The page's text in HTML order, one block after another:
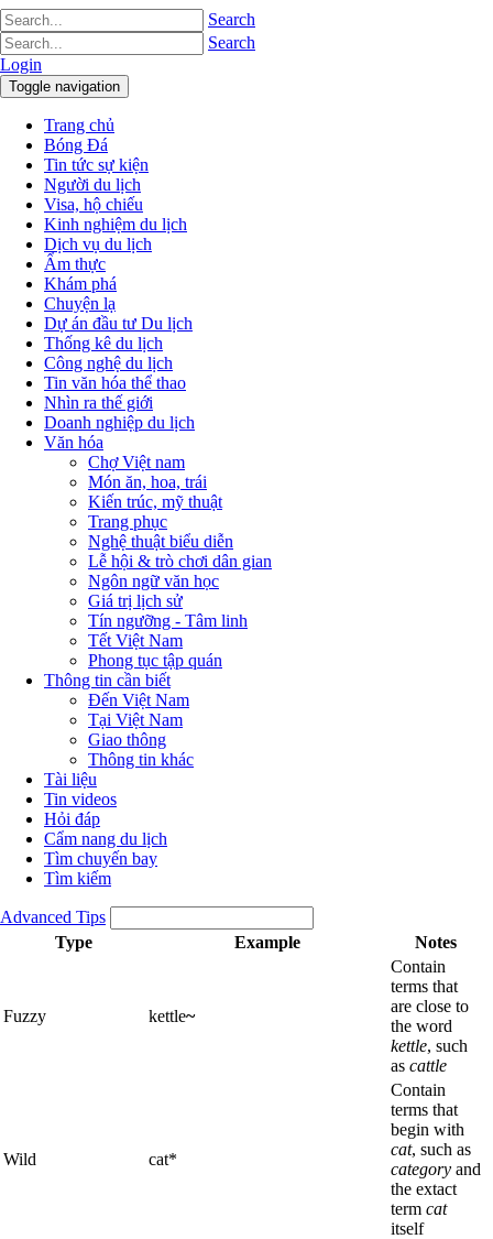
Search
Search
Login
Toggle navigation
Trang chủ
Bóng Đá
Tin tức sự kiện
Người du lịch
Visa, hộ chiếu
Kinh nghiệm du lịch
Dịch vụ du lịch
Ẩm thực
Khám phá
Chuyện lạ
Dự án đầu tư Du lịch
Thống kê du lịch
Công nghệ du lịch
Tin văn hóa thể thao
Nhìn ra thế giới
Doanh nghiệp du lịch
Văn hóa
Chợ Việt nam
Món ăn, hoa, trái
Kiến trúc, mỹ thuật
Trang phục
Nghệ thuật biểu diễn
Lễ hội & trò chơi dân gian
Ngôn ngữ văn học
Giá trị lịch sử
Tín ngưỡng - Tâm linh
Tết Việt Nam
Phong tục tập quán
Thông tin cần biết
Đến Việt Nam
Tại Việt Nam
Giao thông
Thông tin khác
Tài liệu
Tin videos
Hỏi đáp
Cẩm nang du lịch
Tìm chuyến bay
Tìm kiếm
Advanced Tips
Type
Example Notes
Fuzzy kettle~
Contain
terms that
are close to
the word
kettle, such
as cattle
Wild cat*
Contain
terms that
begin with
cat, such as
category and
the extact
term cat
itself